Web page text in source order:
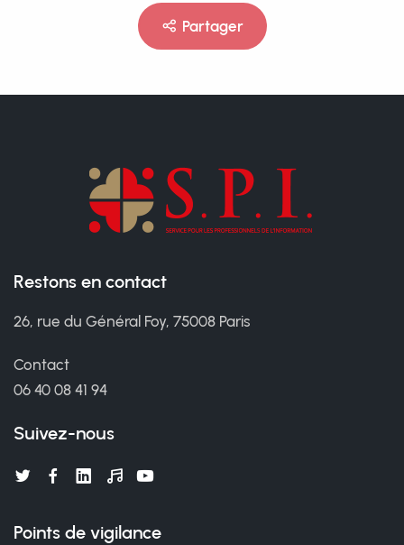
Partager
Restons en contact
26, rue du Général Foy, 75008 Paris
Contact
06 40 08 41 94
Suivez-nous
Points de vigilance